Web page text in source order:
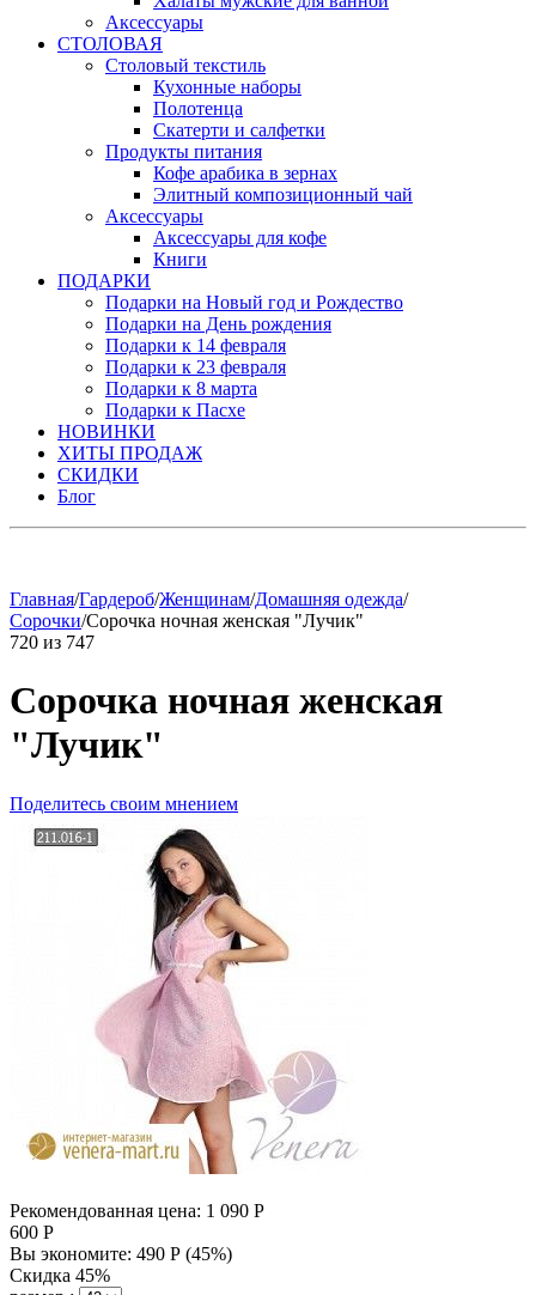
Аксессуары
СТОЛОВАЯ
Столовый текстиль
Кухонные наборы
Полотенца
Скатерти и салфетки
Продукты питания
Кофе арабика в зернах
Элитный композиционный чай
Аксессуары
Аксессуары для кофе
Книги
ПОДАРКИ
Подарки на Новый год и Рождество
Подарки на День рождения
Подарки к 14 февраля
Подарки к 23 февраля
Подарки к 8 марта
Подарки к Пасхе
НОВИНКИ
ХИТЫ ПРОДАЖ
СКИДКИ
Блог
Главная/Гардероб/Женщинам/Домашняя одежда/
Сорочки/Сорочка ночная женская "Лучик"
720 из 747
Сорочка ночная женская
"Лучик"
Поделитесь своим мнением
Рекомендованная цена: 1 090 Р
600 Р
Вы экономите: 490 Р (45%)
Скидка 45%